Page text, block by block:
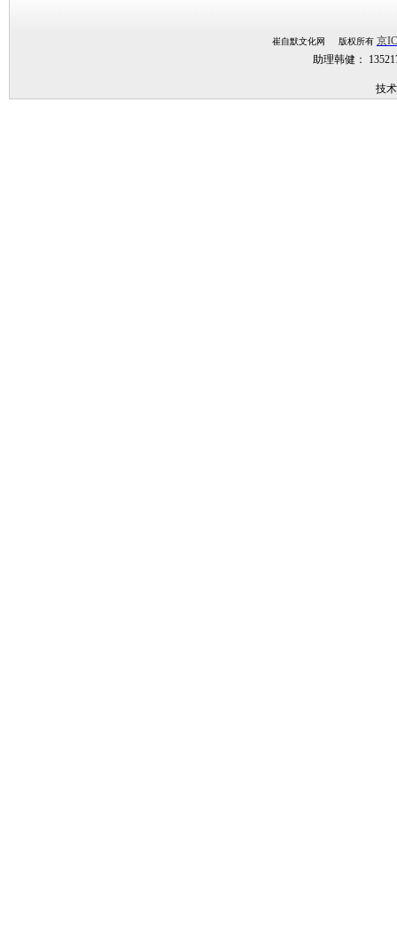
崔自默文化网 版权所有 京
助理韩健：
技